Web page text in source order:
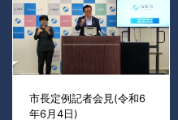
市長定例記者会見(令和6
年6月4日)